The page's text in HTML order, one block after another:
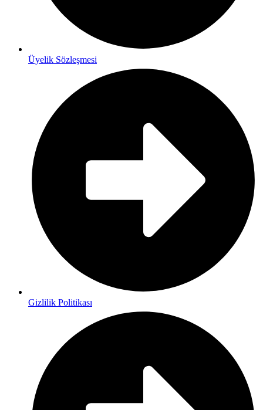
Üyelik Sözleşmesi
Gizlilik Politikası